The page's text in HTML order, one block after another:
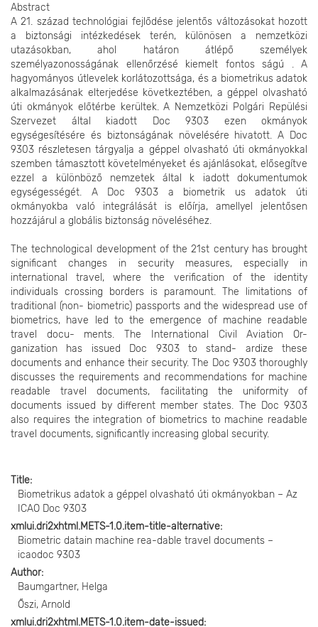
Abstract
A 21. század technológiai fejlődése jelentős változásokat hozott
a biztonsági intézkedések terén, különösen a nemzetközi
utazásokban, ahol határon átlépő személyek
személyazonosságának ellenőrzésé kiemelt fontos ságú . A
hagyományos útlevelek korlátozottsága, és a biometrikus adatok
alkalmazásának elterjedése következtében, a géppel olvasható
úti okmányok előtérbe kerültek. A Nemzetközi Polgári Repülési
Szervezet által kiadott Doc 9303 ezen okmányok
egységesítésére és biztonságának növelésére hivatott. A Doc
9303 részletesen tárgyalja a géppel olvasható úti okmányokkal
szemben támasztott követelményeket és ajánlásokat, elősegítve
ezzel a különböző nemzetek által k iadott dokumentumok
egységességét. A Doc 9303 a biometrik us adatok úti
okmányokba való integrálását is előírja, amellyel jelentősen
hozzájárul a globális biztonság növeléséhez.
The technological development of the 21st century has brought
significant changes in security measures, especially in
international travel, where the verification of the identity
individuals crossing borders is paramount. The limitations of
traditional (non- biometric) passports and the widespread use of
biometrics, have led to the emergence of machine readable
travel docu- ments. The International Civil Aviation Or-
ganization has issued Doc 9303 to stand- ardize these
documents and enhance their security. The Doc 9303 thoroughly
discusses the requirements and recommendations for machine
readable travel documents, facilitating the uniformity of
documents issued by different member states. The Doc 9303
also requires the integration of biometrics to machine readable
travel documents, significantly increasing global security.
Title
Biometrikus adatok a géppel olvasható úti okmányokban – Az
ICAO Doc 9303
xmlui.dri2xhtml.METS-1.0.item-title-alternative
Biometric datain machine rea-dable travel documents –
icaodoc 9303
Author
Baumgartner, Helga
Őszi, Arnold
xmlui.dri2xhtml.METS-1.0.item-date-issued